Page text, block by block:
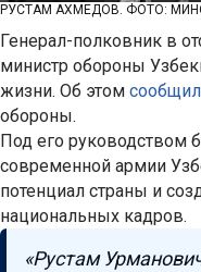
РУСТАМ АХМЕДОВ. ФОТО:
Генерал-полковник в
министр обороны
жизни. Об этом
обороны.
Под его
современной армии
потенциал страны и
национальных кадров.
«Рустам